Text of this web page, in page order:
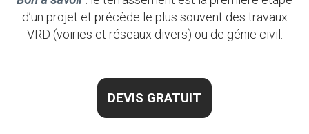
d’un projet et précède le plus souvent des travaux
VRD (voiries et réseaux divers) ou de génie civil.
DEVIS GRATUIT